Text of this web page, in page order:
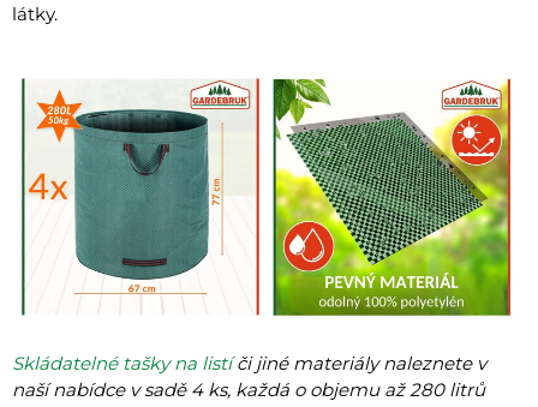
látky.
Skládatelné tašky na listíči jiné materiály naleznete v
naší nabídce v sadě 4 ks, každá o objemu až 280 litrů